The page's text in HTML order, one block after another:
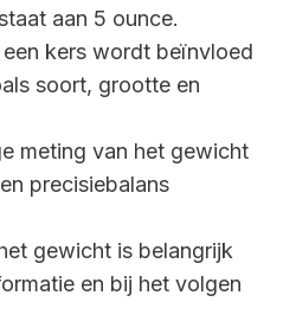
aan 5 ounce.
kers wordt beïnvloed
soort, grootte en
meting van het gewicht
precisiebalans
gewicht is belangrijk
en bij het volgen